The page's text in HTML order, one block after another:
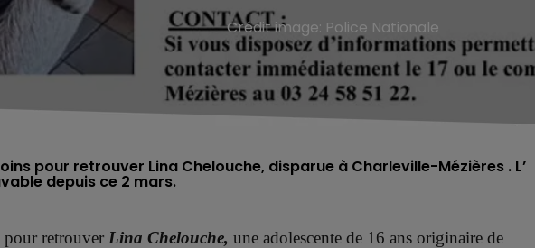
Crédit image: Police Nationale
pour retrouver Lina Chelouche, disparue à Charleville-Mézières . L’
depuis ce 2 mars.
pour retrouver Lina Chelouche, une adolescente de 16 ans originaire de